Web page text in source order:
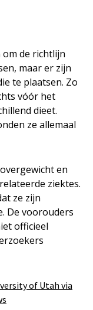
de richtlijn
maar er zijn
te plaatsen. Zo
vóór het
dieet.
ze allemaal
en
ziektes.
ze zijn
De voorouders
officieel
of Utah via